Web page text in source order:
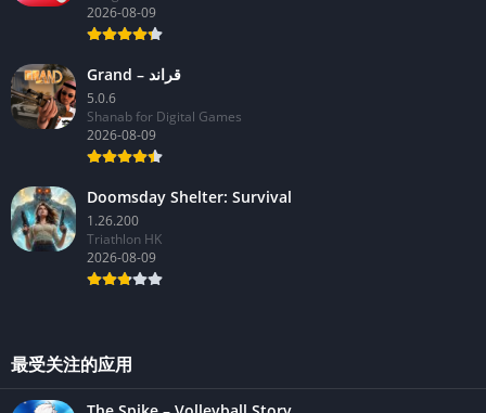
1.22
inhi games
Grand – قراند
5.0.6
Shanab for Digital Games
Doomsday Shelter: Survival
1.26.200
Triathlon HK
最受关注的应用